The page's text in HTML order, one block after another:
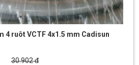
Dây điện tròn mềm 4 ruôt VCTF 4x1.5 mm Cadisun
30.902 đ